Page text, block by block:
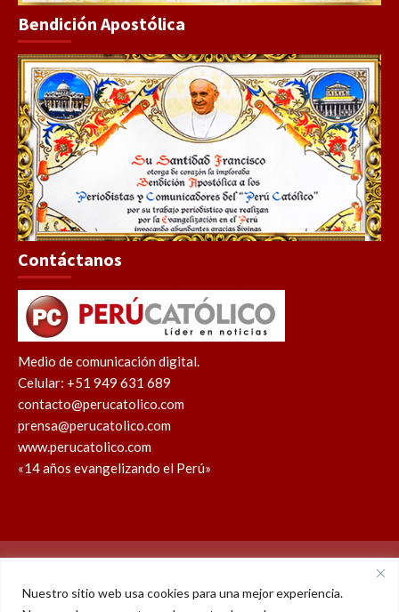
Nuestro sitio web usa cookies para una mejor experiencia.
Bendición Apostólica
Contáctanos
Medio de comunicación digital.
Celular: +51 949 631 689
contacto@perucatolico.com
prensa@perucatolico.com
www.perucatolico.com
«14 años evangelizando el Perú»